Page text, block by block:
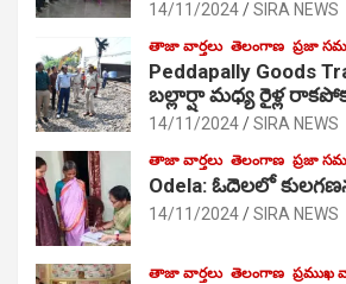
14/11/2024 SIRA NEWS
తాజా వార్తలు తెలంగాణ ప్రజా
Peddapally Goods
బల్లార్షా మధ్య రైళ్ల
14/11/2024 SIRA NEWS
తాజా వార్తలు తెలంగాణ ప్రజా
Odela: ఓదెలలో
14/11/2024 SIRA NEWS
తాజా వార్తలు తెలంగాణ ప్రముఖ